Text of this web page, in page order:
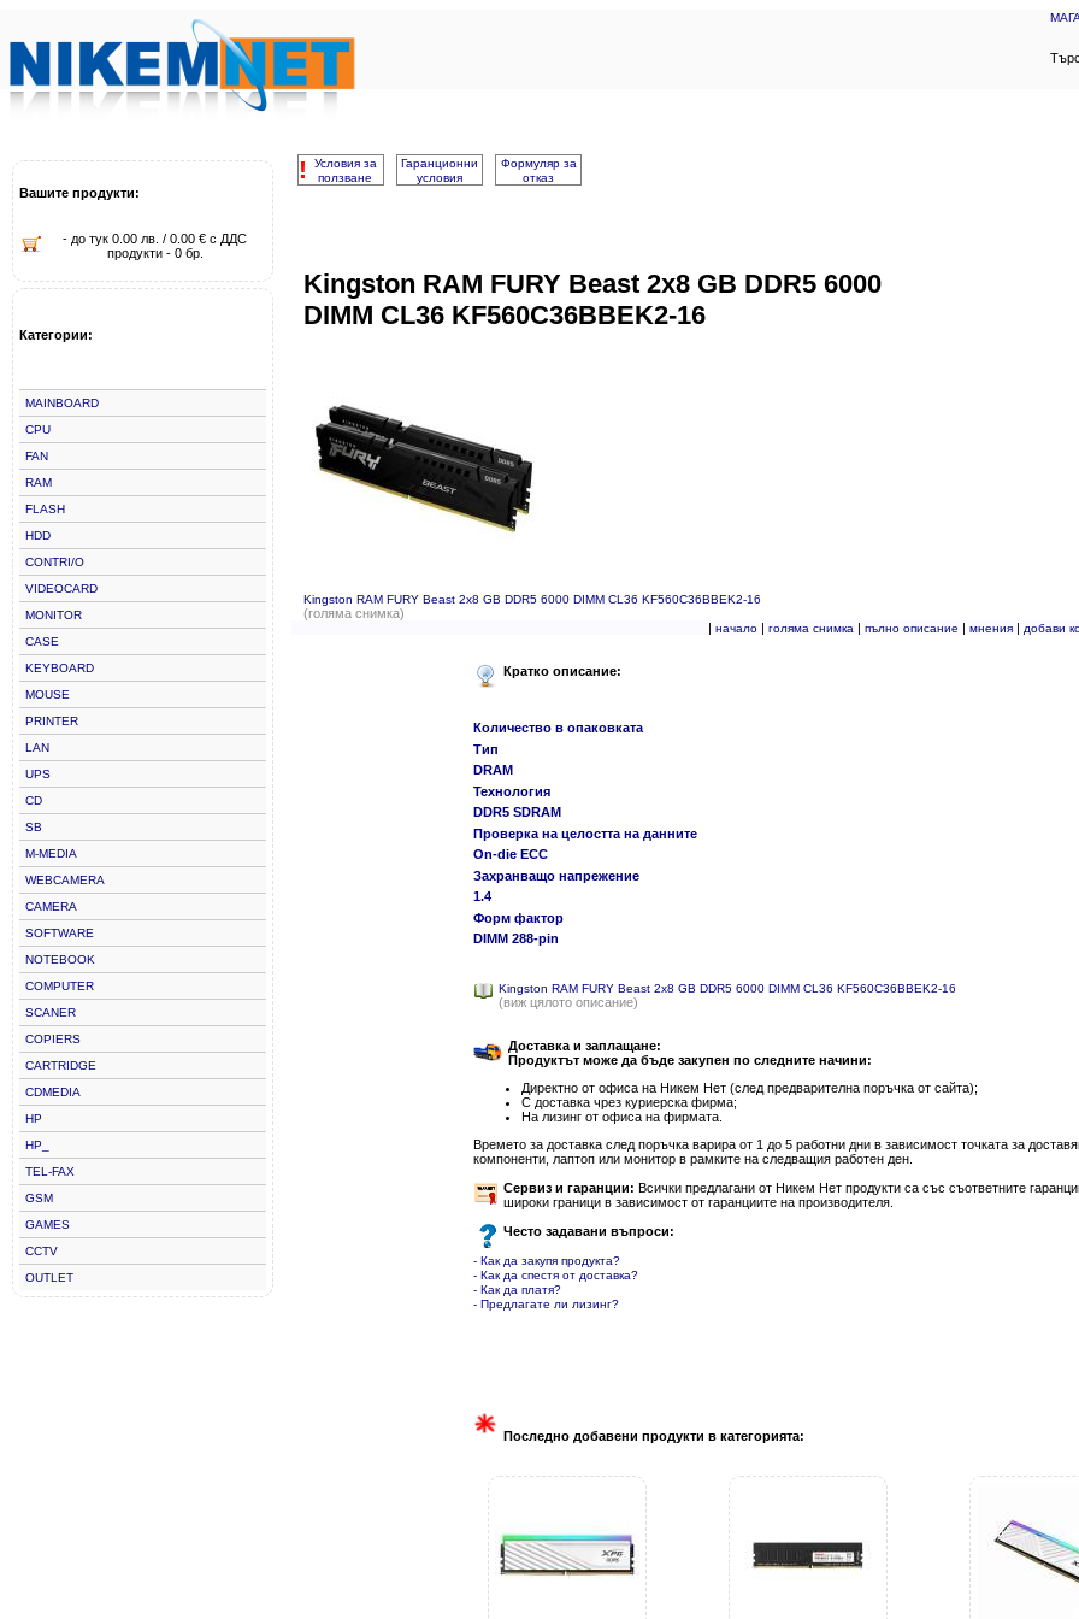
Вашите продукти:
- до тук 0.00 лв. / 0.00 € с ДДС
продукти - 0 бр.
Категории:
MAINBOARD
CPU
FAN
RAM
FLASH
HDD
CONTRI/O
VIDEOCARD
MONITOR
CASE
KEYBOARD
MOUSE
PRINTER
LAN
UPS
CD
SB
M-MEDIA
WEBCAMERA
CAMERA
SOFTWARE
NOTEBOOK
COMPUTER
SCANER
COPIERS
CARTRIDGE
CDMEDIA
HP
HP_
TEL-FAX
GSM
GAMES
CCTV
OUTLET
!
Условия за
ползване
Гаранционни
условия
Формуляр за
отказ
Kingston RAM FURY Beast 2x8 GB DDR5 6000
DIMM CL36 KF560C36BBEK2-16
Kingston RAM FURY Beast 2x8 GB DDR5 6000 DIMM CL36 KF560C36BBEK2-16
(голяма снимка)
| начало| голяма снимка | пълно описание | мнения| добави
Кратко описание:
Количество в опаковката
Тип
DRAM
Технология
DDR5 SDRAM
Проверка на целостта на данните
On-die ECC
Захранващо напрежение
1.4
Форм фактор
DIMM 288-pin
Kingston RAM FURY Beast 2x8 GB DDR5 6000 DIMM CL36 KF560C36BBEK2-16
(виж цялото описание)
Доставка и заплащане:
Продуктът може да бъде закупен по следните начини:
Директно от офиса на Никем Нет (след предварителна поръчка от сайта);
С доставка чрез куриерска фирма;
На лизинг от офиса на фирмата.
Времето за доставка след поръчка варира от 1 до 5 работни дни в зависимост точката за
компоненти, лаптоп или монитор в рамките на следващия работен ден.
Сервиз и гаранции: Всички предлагани от Никем Нет продукти са със съответните
широки граници в зависимост от гаранциите на производителя.
Често задавани въпроси:
- Как да закупя продукта?
- Как да спестя от доставка?
- Как да платя?
- Предлагате ли лизинг?
Последно добавени продукти в категорията: